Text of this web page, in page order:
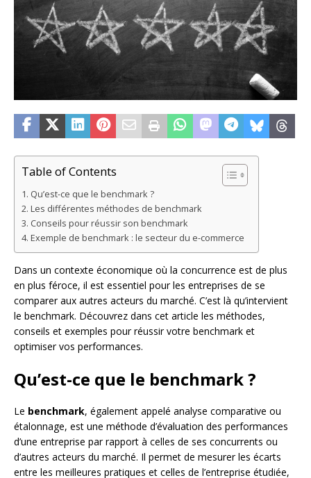
Table of Contents
Qu’est-ce que le benchmark ?
Les différentes méthodes de benchmark
Conseils pour réussir son benchmark
Exemple de benchmark : le secteur du e-commerce
Dans un contexte économique où la concurrence est de plus
en plus féroce, il est essentiel pour les entreprises de se
comparer aux autres acteurs du marché. C’est là qu’intervient
le benchmark. Découvrez dans cet article les méthodes,
conseils et exemples pour réussir votre benchmark et
optimiser vos performances.
Qu’est-ce que le benchmark ?
Le benchmark, également appelé analyse comparative ou
étalonnage, est une méthode d’évaluation des performances
d’une entreprise par rapport à celles de ses concurrents ou
d’autres acteurs du marché. Il permet de mesurer les écarts
entre les meilleures pratiques et celles de l’entreprise étudiée,